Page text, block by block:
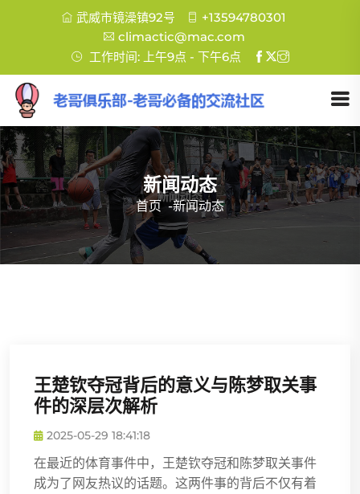
武威市镜澡镇92号
+13594780301
climactic@mac.com
工作时间: 上午9点 - 下午6点
新闻动态
首页 -新闻动态
王楚钦夺冠背后的意义与陈梦取关事
件的深层次解析
2025-05-29 18:41:18
在最近的体育事件中，王楚钦夺冠和陈梦取关事件
成为了网友热议的话题。这两件事的背后不仅有着